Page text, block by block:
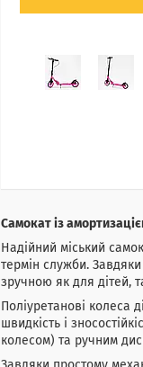
Самокат із
Надійний міський
термін служби. Завдяки
зручною як для дітей,
Поліуретанові
швидкість і
колесом) та ручним